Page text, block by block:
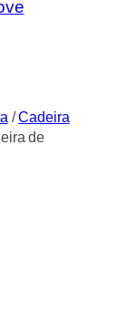
/Cadeira
de